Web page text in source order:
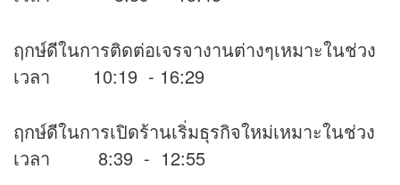
ฤกษ์ดีในการติดต่อเจรจางานต่างๆเหมาะในช่วง
เวลา 10:19 - 16:29
ฤกษ์ดีในการเปิดร้านเริ่มธุรกิจใหม่เหมาะในช่วง
เวลา 8:39 - 12:55